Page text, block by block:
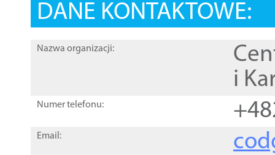
DANE KONTAKTOWE:
Nazwa organizacji:
i
Numer telefonu:
Email: